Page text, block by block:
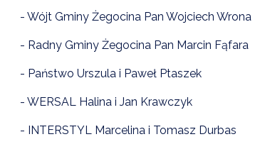
- Wójt Gminy Żegocina Pan Wojciech Wrona
- Radny Gminy Żegocina Pan Marcin Fąfara
- Państwo Urszula i Paweł Ptaszek
- WERSAL Halina i Jan Krawczyk
- INTERSTYL Marcelina i Tomasz Durbas